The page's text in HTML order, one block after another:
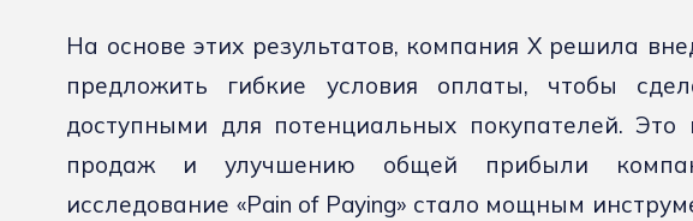
На основе этих результатов, компания X решила
предложить гибкие условия оплаты, чтобы
доступными для потенциальных покупателей.
продаж и улучшению общей прибыли
исследование «Pain of Paying» стало мощным